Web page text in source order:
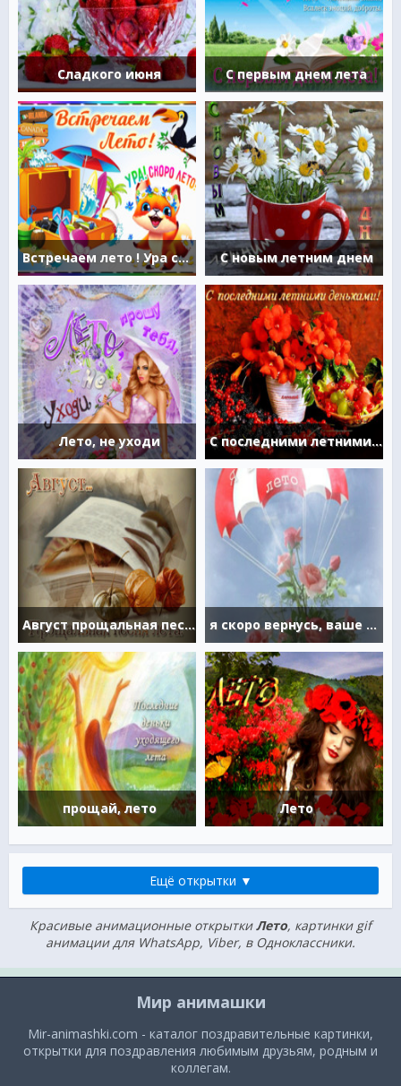
Сладкого июня С первым днем лета
Встречаем лето ! Ура скоро лето ! С новым летним днем
Лето, не уходи С последними летними деньками
Август прощальная песня лета я скоро вернусь, ваше лето
прощай, лето Лето
Ещё открытки ▼
Красивые анимационные открыткиЛето, картинки gif
анимации для WhatsApp, Viber, в Одноклассники.
Мир анимашки
Mir-animashki.com - каталог поздравительные картинки,
открытки для поздравления любимым друзьям, родным и
коллегам.